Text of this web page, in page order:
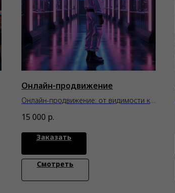
Онлайн-продвижение
Онлайн-продвижение: от видимости к
15 000 р.
Заказать
Смотреть